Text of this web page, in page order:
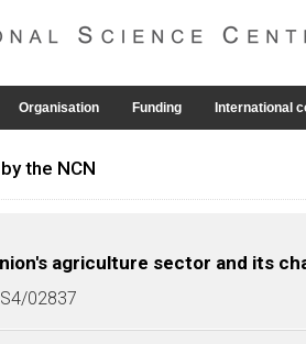
Organisation Funding International
the NCN
agriculture sector and its
02837